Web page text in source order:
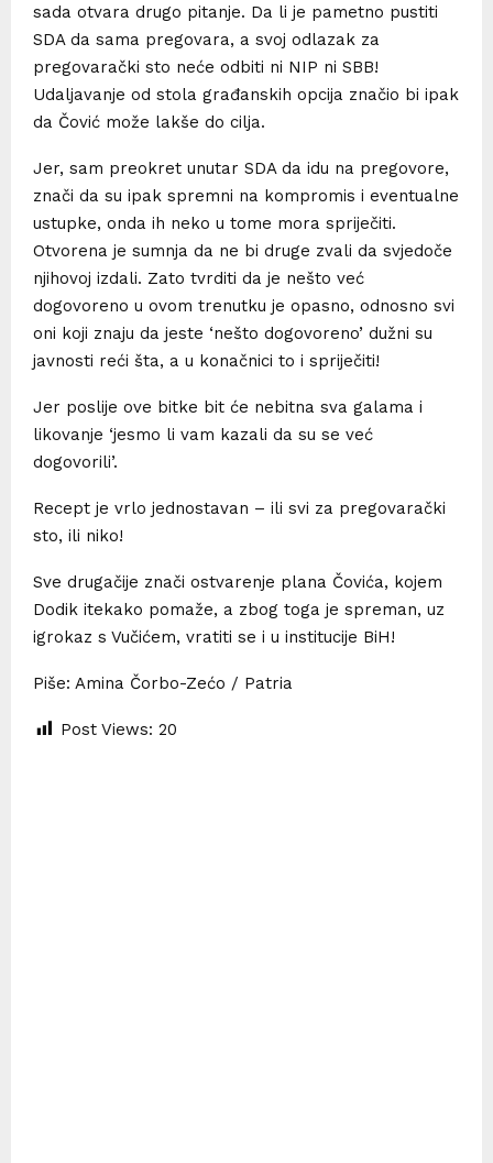
sada otvara drugo pitanje. Da li je pametno pustiti
SDA da sama pregovara, a svoj odlazak za
pregovarački sto neće odbiti ni NIP ni SBB!
Udaljavanje od stola građanskih opcija značio bi ipak
da Čović može lakše do cilja.
Jer, sam preokret unutar SDA da idu na pregovore,
znači da su ipak spremni na kompromis i eventualne
ustupke, onda ih neko u tome mora spriječiti.
Otvorena je sumnja da ne bi druge zvali da svjedoče
njihovoj izdali. Zato tvrditi da je nešto već
dogovoreno u ovom trenutku je opasno, odnosno svi
oni koji znaju da jeste ‘nešto dogovoreno’ dužni su
javnosti reći šta, a u konačnici to i spriječiti!
Jer poslije ove bitke bit će nebitna sva galama i
likovanje ‘jesmo li vam kazali da su se već
dogovorili’.
Recept je vrlo jednostavan – ili svi za pregovarački
sto, ili niko!
Sve drugačije znači ostvarenje plana Čovića, kojem
Dodik itekako pomaže, a zbog toga je spreman, uz
igrokaz s Vučićem, vratiti se i u institucije BiH!
Piše: Amina Čorbo-Zećo / Patria
Post Views: 20